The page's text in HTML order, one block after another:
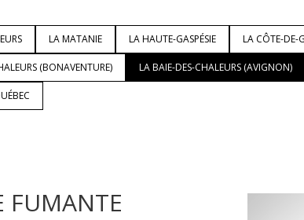
LA MATANIE LA HAUTE-GASPÉSIE LA CÔTE-DE-
(BONAVENTURE) LA BAIE-DES-CHALEURS (AVIGNON)
FUMANTE